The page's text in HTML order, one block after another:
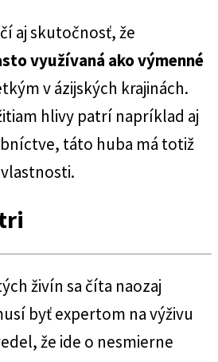
aj skutočnosť, že
využívaná ako výmenné
v ázijských krajinách.
hlivy patrí napríklad aj
táto huba má totiž
živín sa číta naozaj
byť expertom na výživu
že ide o nesmierne